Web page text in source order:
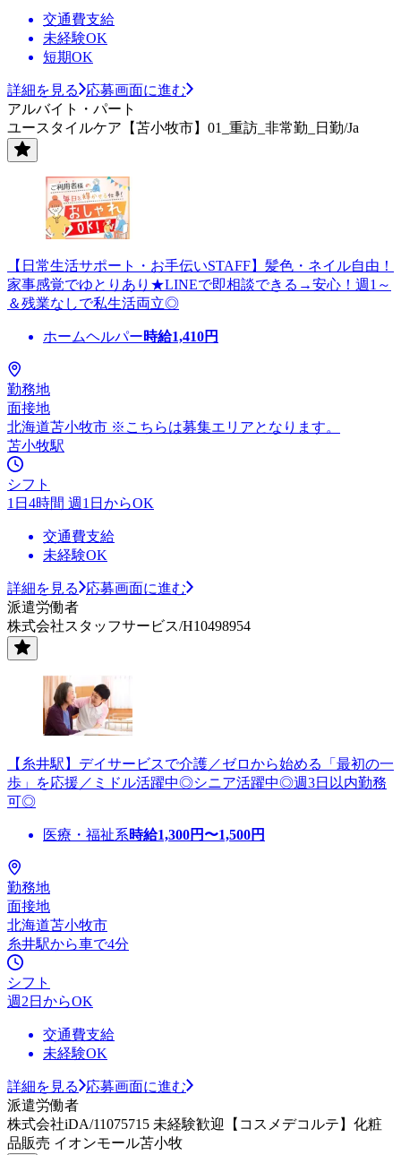
交通費支給
未経験OK
短期OK
詳細を見る
応募画面に進む
アルバイト・パート
ユースタイルケア【苫小牧市】01_重訪_非常勤_日勤/Ja
【日常生活サポート・お手伝いSTAFF】髪色・ネイル自由！
家事感覚でゆとりあり★LINEで即相談できる→安心！週1～
＆残業なしで私生活両立◎
ホームヘルパー時給1,410円
勤務地
面接地
北海道苫小牧市 ※こちらは募集エリアとなります。
苫小牧駅
シフト
1日4時間 週1日からOK
交通費支給
未経験OK
詳細を見る
応募画面に進む
派遣労働者
株式会社スタッフサービス/H10498954
【糸井駅】デイサービスで介護／ゼロから始める「最初の一
歩」を応援／ミドル活躍中◎シニア活躍中◎週3日以内勤務
可◎
医療・福祉系時給1,300円〜1,500円
勤務地
面接地
北海道苫小牧市
糸井駅から車で4分
シフト
週2日からOK
交通費支給
未経験OK
詳細を見る
応募画面に進む
派遣労働者
株式会社iDA/11075715 未経験歓迎【コスメデコルテ】化粧
品販売 イオンモール苫小牧